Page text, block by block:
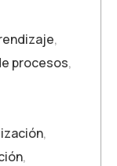
,
procesos,
,
,